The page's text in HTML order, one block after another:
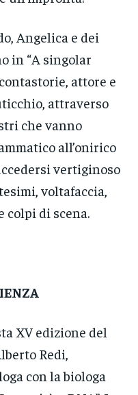
Angelica e dei
in “A singolar
attore e
attraverso
che vanno
all’onirico
vertiginoso
voltafaccia,
colpi di scena.
XV edizione del
Redi,
con la biologa